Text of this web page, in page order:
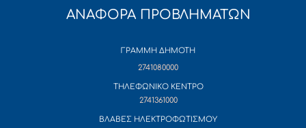
ΑΝΑΦΟΡΑ ΠΡΟΒΛΗΜΑΤΩΝ
ΓΡΑΜΜΗ ΔΗΜΟΤΗ
2741080000
ΤΗΛΕΦΩΝΙΚΟ ΚΕΝΤΡΟ
2741361000
ΒΛΑΒΕΣ ΗΛΕΚΤΡΟΦΩΤΙΣΜΟΥ